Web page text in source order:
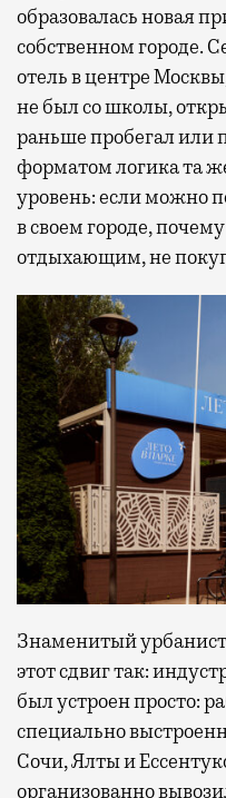
образовалась новая
собственном городе.
отель в центре
не был со школы,
раньше пробегал
форматом логика та
уровень: если можно
в своем городе,
отдыхающим, не
Знаменитый
этот сдвиг так:
был устроен просто:
специально
Сочи, Ялты и
организованно